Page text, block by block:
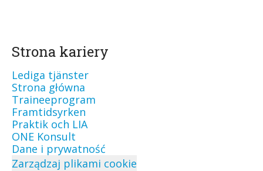
Strona kariery
Lediga tjänster
Strona główna
Traineeprogram
Framtidsyrken
Praktik och LIA
ONE Konsult
Dane i prywatność
Zarządzaj plikami cookie